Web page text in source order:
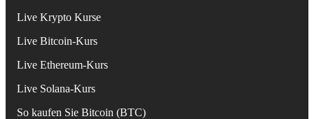
Live Krypto Kurse
Live Bitcoin-Kurs
Live Ethereum-Kurs
Live Solana-Kurs
So kaufen Sie Bitcoin (BTC)